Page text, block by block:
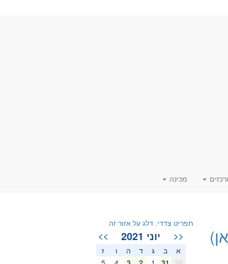
מכינה
תפריט צדדי. דלג על אזור זה
<< יוני 2021 >>
א ב ג ד ה ו
ז